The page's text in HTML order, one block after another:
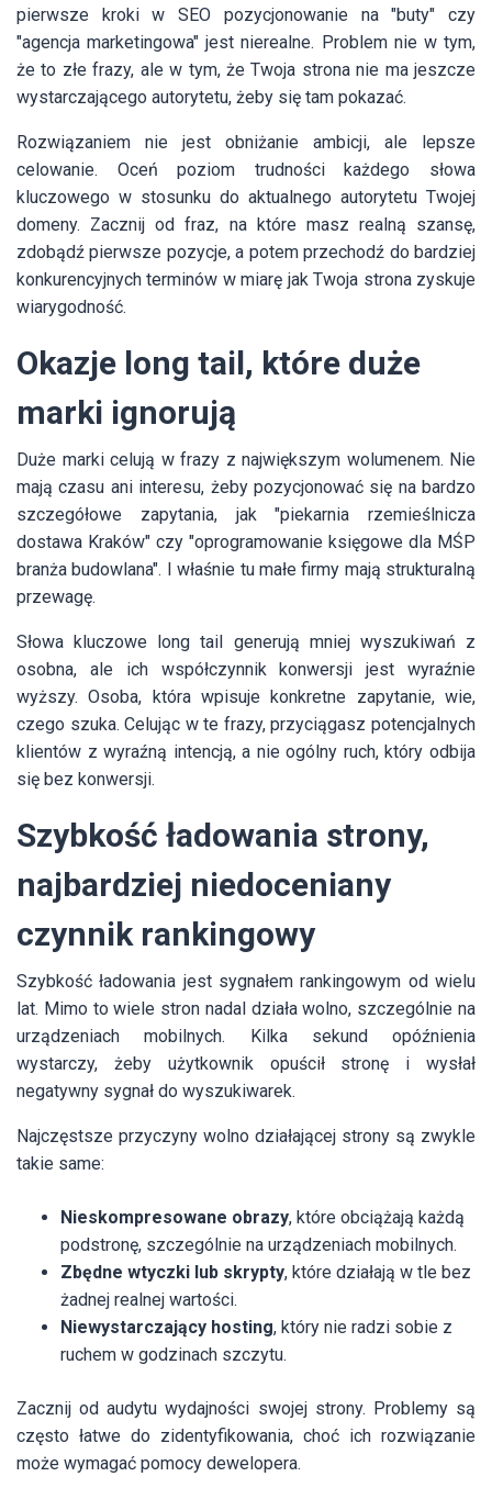
pierwsze kroki w SEO pozycjonowanie na "buty" czy
"agencja marketingowa" jest nierealne. Problem nie w tym,
że to złe frazy, ale w tym, że Twoja strona nie ma jeszcze
wystarczającego autorytetu, żeby się tam pokazać.
Rozwiązaniem nie jest obniżanie ambicji, ale lepsze
celowanie. Oceń poziom trudności każdego słowa
kluczowego w stosunku do aktualnego autorytetu Twojej
domeny. Zacznij od fraz, na które masz realną szansę,
zdobądź pierwsze pozycje, a potem przechodź do bardziej
konkurencyjnych terminów w miarę jak Twoja strona zyskuje
wiarygodność.
Okazje long tail, które duże
marki ignorują
Duże marki celują w frazy z największym wolumenem. Nie
mają czasu ani interesu, żeby pozycjonować się na bardzo
szczegółowe zapytania, jak "piekarnia rzemieślnicza
dostawa Kraków" czy "oprogramowanie księgowe dla MŚP
branża budowlana". I właśnie tu małe firmy mają strukturalną
przewagę.
Słowa kluczowe long tail generują mniej wyszukiwań z
osobna, ale ich współczynnik konwersji jest wyraźnie
wyższy. Osoba, która wpisuje konkretne zapytanie, wie,
czego szuka. Celując w te frazy, przyciągasz potencjalnych
klientów z wyraźną intencją, a nie ogólny ruch, który odbija
się bez konwersji.
Szybkość ładowania strony,
najbardziej niedoceniany
czynnik rankingowy
Szybkość ładowania jest sygnałem rankingowym od wielu
lat. Mimo to wiele stron nadal działa wolno, szczególnie na
urządzeniach mobilnych. Kilka sekund opóźnienia
wystarczy, żeby użytkownik opuścił stronę i wysłał
negatywny sygnał do wyszukiwarek.
Najczęstsze przyczyny wolno działającej strony są zwykle
takie same:
Nieskompresowane obrazy, które obciążają każdą
podstronę, szczególnie na urządzeniach mobilnych.
Zbędne wtyczki lub skrypty, które działają w tle bez
żadnej realnej wartości.
Niewystarczający hosting, który nie radzi sobie z
ruchem w godzinach szczytu.
Zacznij od audytu wydajności swojej strony. Problemy są
często łatwe do zidentyfikowania, choć ich rozwiązanie
może wymagać pomocy dewelopera.